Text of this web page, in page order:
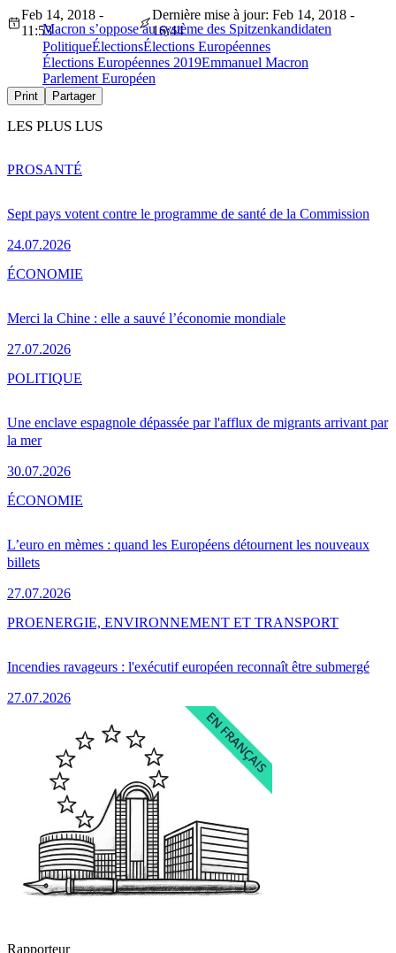
Macron s’oppose au système des Spitzenkandidaten
Feb 14, 2018 -
11:53
Dernière mise à jour: Feb 14, 2018 -
16:44
PolitiqueÉlectionsÉlections Européennes
Élections Européennes 2019Emmanuel Macron
Parlement Européen
Print Partager
LES PLUS LUS
Sept pays votent contre le programme de santé de la Commission
24.07.2026
PROSANTÉ
Merci la Chine : elle a sauvé l’économie mondiale
27.07.2026
ÉCONOMIE
Une enclave espagnole dépassée par l'afflux de migrants arrivant par
la mer
30.07.2026
POLITIQUE
L’euro en mèmes : quand les Européens détournent les nouveaux
billets
27.07.2026
ÉCONOMIE
Incendies ravageurs : l'exécutif européen reconnaît être submergé
27.07.2026
PROENERGIE, ENVIRONNEMENT ET TRANSPORT
Rapporteur